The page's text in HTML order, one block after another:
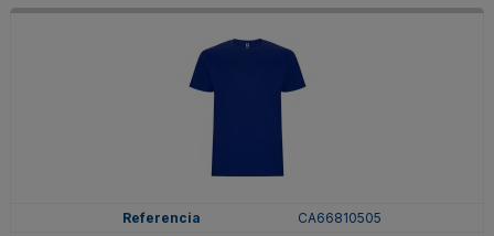
CA66810505